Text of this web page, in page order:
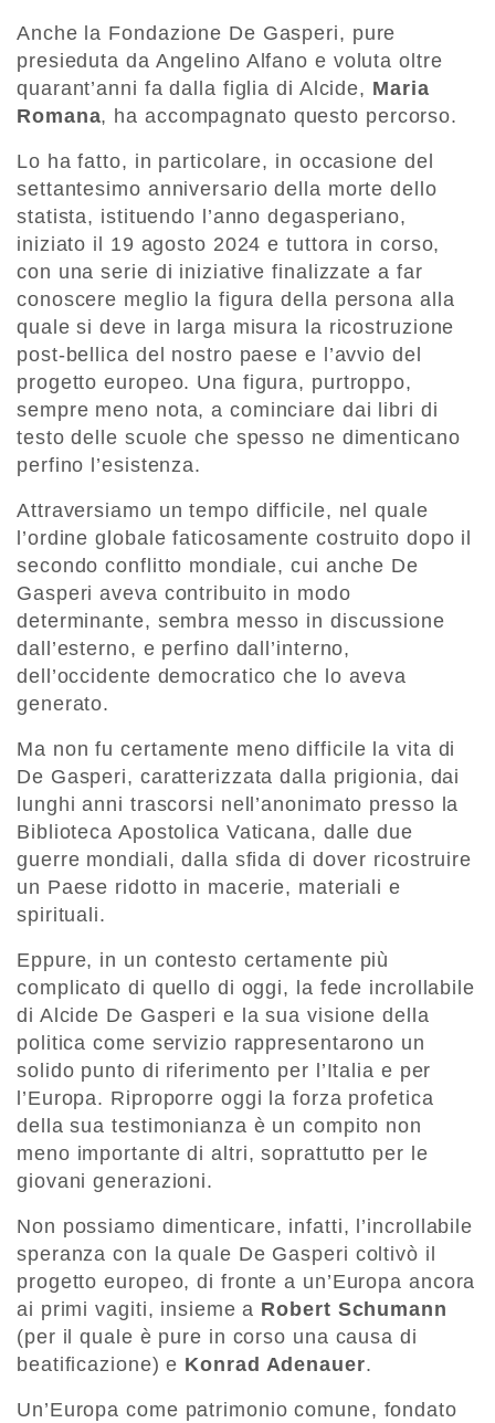
Anche la Fondazione De Gasperi, pure
presieduta da Angelino Alfano e voluta oltre
quarant’anni fa dalla figlia di Alcide, Maria
Romana, ha accompagnato questo percorso.
Lo ha fatto, in particolare, in occasione del
settantesimo anniversario della morte dello
statista, istituendo l’anno degasperiano,
iniziato il 19 agosto 2024 e tuttora in corso,
con una serie di iniziative finalizzate a far
conoscere meglio la figura della persona alla
quale si deve in larga misura la ricostruzione
post-bellica del nostro paese e l’avvio del
progetto europeo. Una figura, purtroppo,
sempre meno nota, a cominciare dai libri di
testo delle scuole che spesso ne dimenticano
perfino l’esistenza.
Attraversiamo un tempo difficile, nel quale
l’ordine globale faticosamente costruito dopo il
secondo conflitto mondiale, cui anche De
Gasperi aveva contribuito in modo
determinante, sembra messo in discussione
dall’esterno, e perfino dall’interno,
dell’occidente democratico che lo aveva
generato.
Ma non fu certamente meno difficile la vita di
De Gasperi, caratterizzata dalla prigionia, dai
lunghi anni trascorsi nell’anonimato presso la
Biblioteca Apostolica Vaticana, dalle due
guerre mondiali, dalla sfida di dover ricostruire
un Paese ridotto in macerie, materiali e
spirituali.
Eppure, in un contesto certamente più
complicato di quello di oggi, la fede incrollabile
di Alcide De Gasperi e la sua visione della
politica come servizio rappresentarono un
solido punto di riferimento per l’Italia e per
l’Europa. Riproporre oggi la forza profetica
della sua testimonianza è un compito non
meno importante di altri, soprattutto per le
giovani generazioni.
Non possiamo dimenticare, infatti, l’incrollabile
speranza con la quale De Gasperi coltivò il
progetto europeo, di fronte a un’Europa ancora
ai primi vagiti, insieme a Robert Schumann
(per il quale è pure in corso una causa di
beatificazione) e Konrad Adenauer.
Un’Europa come patrimonio comune, fondato